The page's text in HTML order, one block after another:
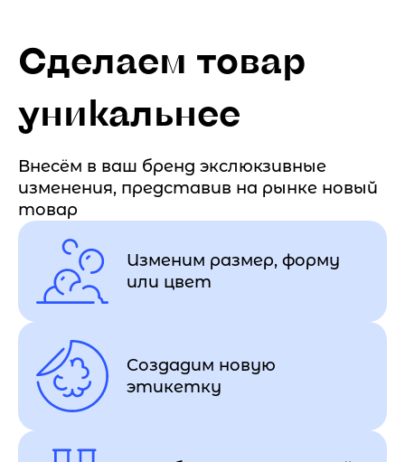
Сделаем товар
уникальнее
Внесём в ваш бренд экслюкзивные
изменения, представив на рынке новый
товар
Изменим размер, форму
или цвет
Создадим новую
этикетку